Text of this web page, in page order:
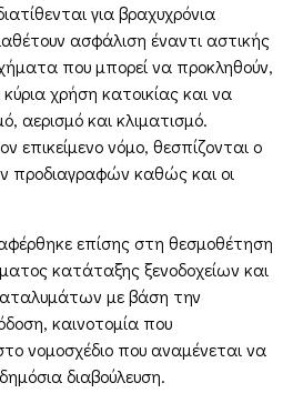
για βραχυχρόνια
ασφάλιση έναντι αστικής
που μπορεί να προκληθούν,
χρήση κατοικίας και να
αερισμό και κλιματισμό.
επικείμενο νόμο, θεσπίζονται ο
προδιαγραφών καθώς και οι
επίσης στη θεσμοθέτηση
κατάταξης ξενοδοχείων και
με βάση την
καινοτομία που
νομοσχέδιο που αναμένεται να
διαβούλευση.